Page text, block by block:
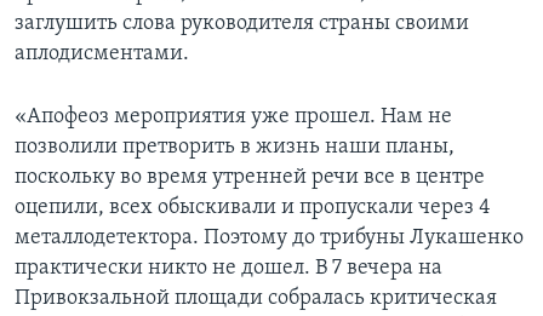
заглушить слова руководителя страны своими
аплодисментами.
«Апофеоз мероприятия уже прошел. Нам не
позволили претворить в жизнь наши планы,
поскольку во время утренней речи все в центре
оцепили, всех обыскивали и пропускали через 4
металлодетектора. Поэтому до трибуны Лукашенко
практически никто не дошел. В 7 вечера на
Привокзальной площади собралась критическая